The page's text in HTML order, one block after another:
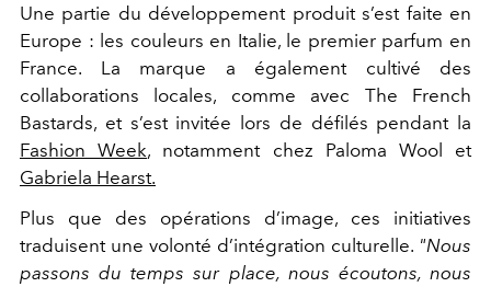
Une partie du développement produit s’est faite en
Europe : les couleurs en Italie, le premier parfum en
France. La marque a également cultivé des
collaborations locales, comme avec The French
Bastards, et s’est invitée lors de défilés pendant la
Fashion Week, notamment chez Paloma Wool et
Gabriela Hearst.
Plus que des opérations d’image, ces initiatives
traduisent une volonté d’intégration culturelle. "Nous
passons du temps sur place, nous écoutons, nous